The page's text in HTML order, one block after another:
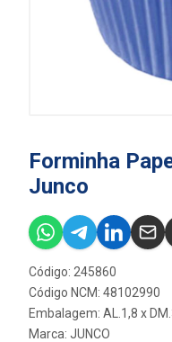
Forminha
Junco
Código: 245860
Código NCM: 48102990
Embalagem: AL.1,8 x
Marca: JUNCO